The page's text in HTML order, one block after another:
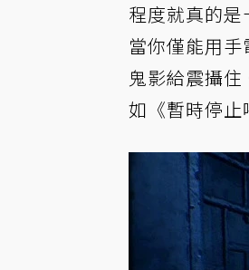
程度就真的
當你僅能用
鬼影給震攝
如《暫時停止